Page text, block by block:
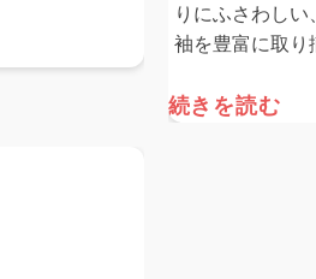
りにふさわし
袖を豊富に取り
続きを読む